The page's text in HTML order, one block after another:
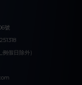
號
例假日除外)